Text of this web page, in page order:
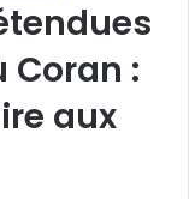
:
aux